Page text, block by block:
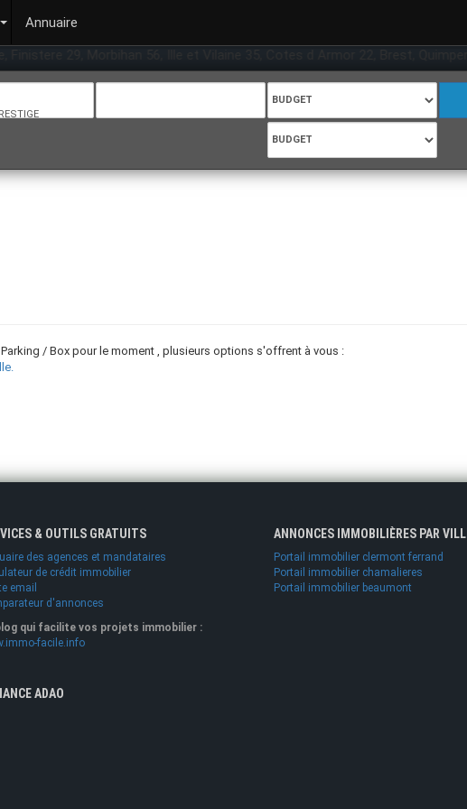
29, Morbihan 56, Ille et Vilaine 35, Cotes d Armor 22, Brest, Quimper,
Annuaire
/ Box pour le moment , plusieurs options s'offrent à vous :
& OUTILS GRATUITS
des agences et mandataires
de crédit immobilier
email
d'annonces
qui facilite vos projets immobilier :
facile.info
ANNONCES IMMOBILIÈRES PAR
Portail immobilier clermont ferrand
Portail immobilier chamalieres
Portail immobilier beaumont
ADAO